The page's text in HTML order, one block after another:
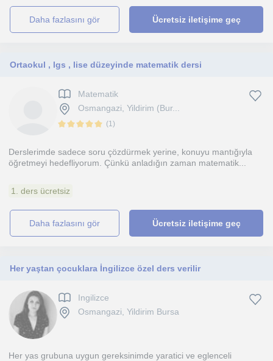
daha fazlasını gör Ücretsiz iletişime geç
Ortaokul , lgs , lise düzeyinde matematik dersi
Matematik
Osmangazi, Yildirim (Bur...
(1)
Derslerimde sadece soru çözdürmek yerine, konuyu mantığıyla
öğretmeyi hedefliyorum. Çünkü anladığın zaman matematik...
1. ders ücretsiz
daha fazlasını gör Ücretsiz iletişime geç
Her yaştan çocuklara İngilizce özel ders verilir
Ingilizce
Osmangazi, Yildirim Bursa
Her yas grubuna uygun gereksinimde yaratici ve eglenceli